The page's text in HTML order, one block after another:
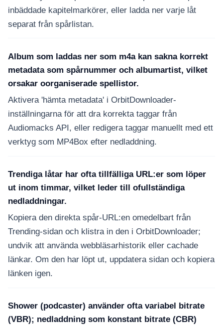
inbäddade kapitelmarkörer, eller ladda ner varje låt
separat från spårlistan.
Album som laddas ner som m4a kan sakna korrekt
metadata som spårnummer och albumartist, vilket
orsakar oorganiserade spellistor.
Aktivera 'hämta metadata' i OrbitDownloader-
inställningarna för att dra korrekta taggar från
Audiomacks API, eller redigera taggar manuellt med ett
verktyg som MP4Box efter nedladdning.
Trendiga låtar har ofta tillfälliga URL:er som löper
ut inom timmar, vilket leder till ofullständiga
nedladdningar.
Kopiera den direkta spår-URL:en omedelbart från
Trending-sidan och klistra in den i OrbitDownloader;
undvik att använda webbläsarhistorik eller cachade
länkar. Om den har löpt ut, uppdatera sidan och kopiera
länken igen.
Shower (podcaster) använder ofta variabel bitrate
(VBR); nedladdning som konstant bitrate (CBR)